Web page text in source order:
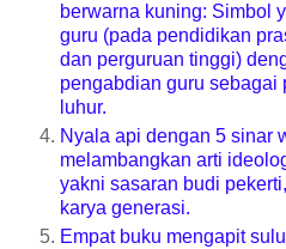
berwarna kuning: Simbol
guru (pada pendidikan
dan perguruan tinggi)
pengabdian guru sebagai
luhur.
Nyala api dengan 5 sinar
melambangkan arti
yakni sasaran budi
karya generasi.
Empat buku mengapit